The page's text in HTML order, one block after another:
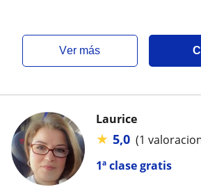
ver más
1ª clase gratis
Laurice
★ 5,0 (1